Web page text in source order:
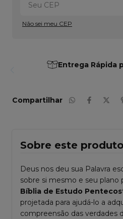
Não sei meu CEP
Entrega Rápida
Compartilhar
Sobre este produto
Deus nos deu sua Palavra
sobre si mesmo e seu plano
Bíblia de Estudo
projetada para ajudá-lo a
compreensão das verdades